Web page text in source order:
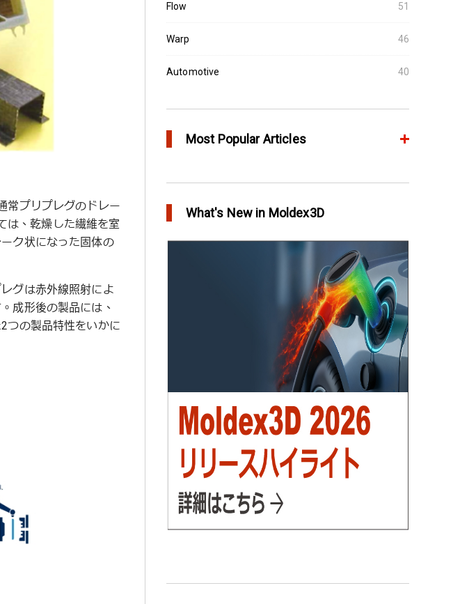
常プリプレグのドレー
は、乾燥した繊維を室
ク状になった固体の
グは赤外線照射によ
成形後の製品には、
つの製品特性をいかに
Flow 51
Warp 46
Automotive 40
Most Popular Articles
in Top Story
欧州最大手の自動車部品パーツメーカー
Faurecia社の製品設計最適化プロジェクト－
YUDO、ホットランナーシステム成形開発のデザ
イン検証および最適化にMoldex3Dの統合を実現
What's New in Moldex3D